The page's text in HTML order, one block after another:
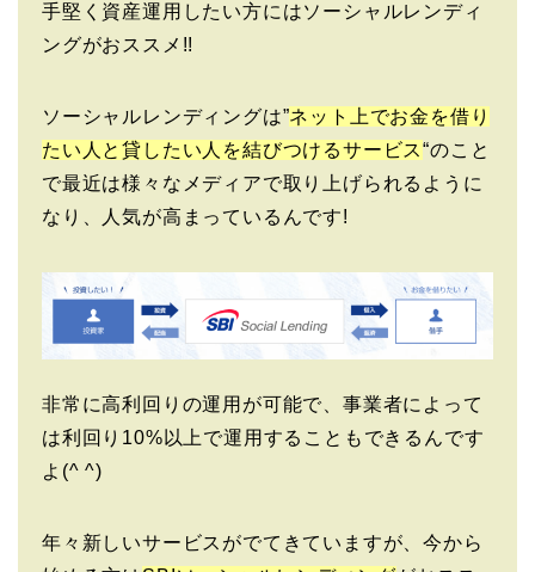
手堅く資産運用したい方にはソーシャルレンディ
ングがおススメ!!
ソーシャルレンディングは”ネット上でお金を借り
たい人と貸したい人を結びつけるサービス“のこと
で最近は様々なメディアで取り上げられるように
なり、人気が高まっているんです!
非常に高利回りの運用が可能で、事業者によって
は利回り10%以上で運用することもできるんです
よ(^ ^)
年々新しいサービスがでてきていますが、今から